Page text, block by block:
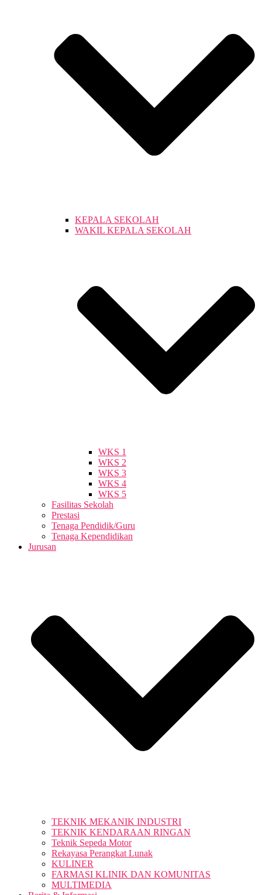
KEPALA SEKOLAH
WAKIL KEPALA SEKOLAH
WKS 1
WKS 2
WKS 3
WKS 4
WKS 5
Fasilitas Sekolah
Prestasi
Tenaga Pendidik/Guru
Tenaga Kependidikan
Jurusan
TEKNIK MEKANIK INDUSTRI
TEKNIK KENDARAAN RINGAN
Teknik Sepeda Motor
Rekayasa Perangkat Lunak
KULINER
FARMASI KLINIK DAN KOMUNITAS
MULTIMEDIA